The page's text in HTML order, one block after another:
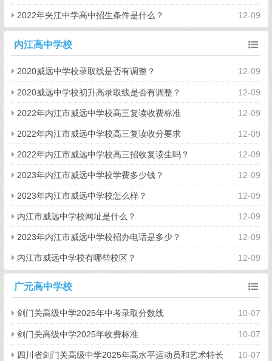
12-09
2022年夹江中学高中招生条件是什么？
内江高中学校
12-09
2020威远中学校录取线是否有调整？
12-09
2020威远中学校初升高录取线是否有调整？
12-09
2022年内江市威远中学校高三复读收费标准
12-09
2022年内江市威远中学校高三复读收分要求
12-09
2022年内江市威远中学校高三招收复读生吗？
12-09
2023年内江市威远中学校学费多少钱？
12-09
2023年内江市威远中学校怎么样？
12-09
内江市威远中学校网址是什么？
12-09
2023年内江市威远中学校招办电话是多少？
12-09
内江市威远中学校有哪些校区？
广元高中学校
10-07
剑门关高级中学2025年中考录取分数线
10-07
剑门关高级中学2025年收费标准
10-07
四川省剑门关高级中学2025年高水平运动员和艺术特长